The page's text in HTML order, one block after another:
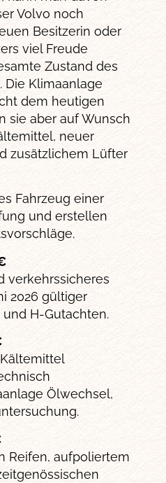
Volvo noch
Besitzerin oder
viel Freude
Zustand des
Die Klimaanlage
dem heutigen
sie aber auf Wunsch
neuer
zusätzlichem Lüfter
Fahrzeug einer
und erstellen
verkehrssicheres
2026 gültiger
H-Gutachten.
Ölwechsel,
Reifen, aufpoliertem